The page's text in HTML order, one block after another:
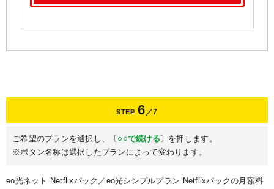
STEP 6 ／7
ご希望のプランを選択し、〔 ○○で続ける 〕を押します。
※ボタン名称は選択したプランによって変わります。
eo光ネット Netflixパック／eo光シンプルプラン Netflixパックの月額料